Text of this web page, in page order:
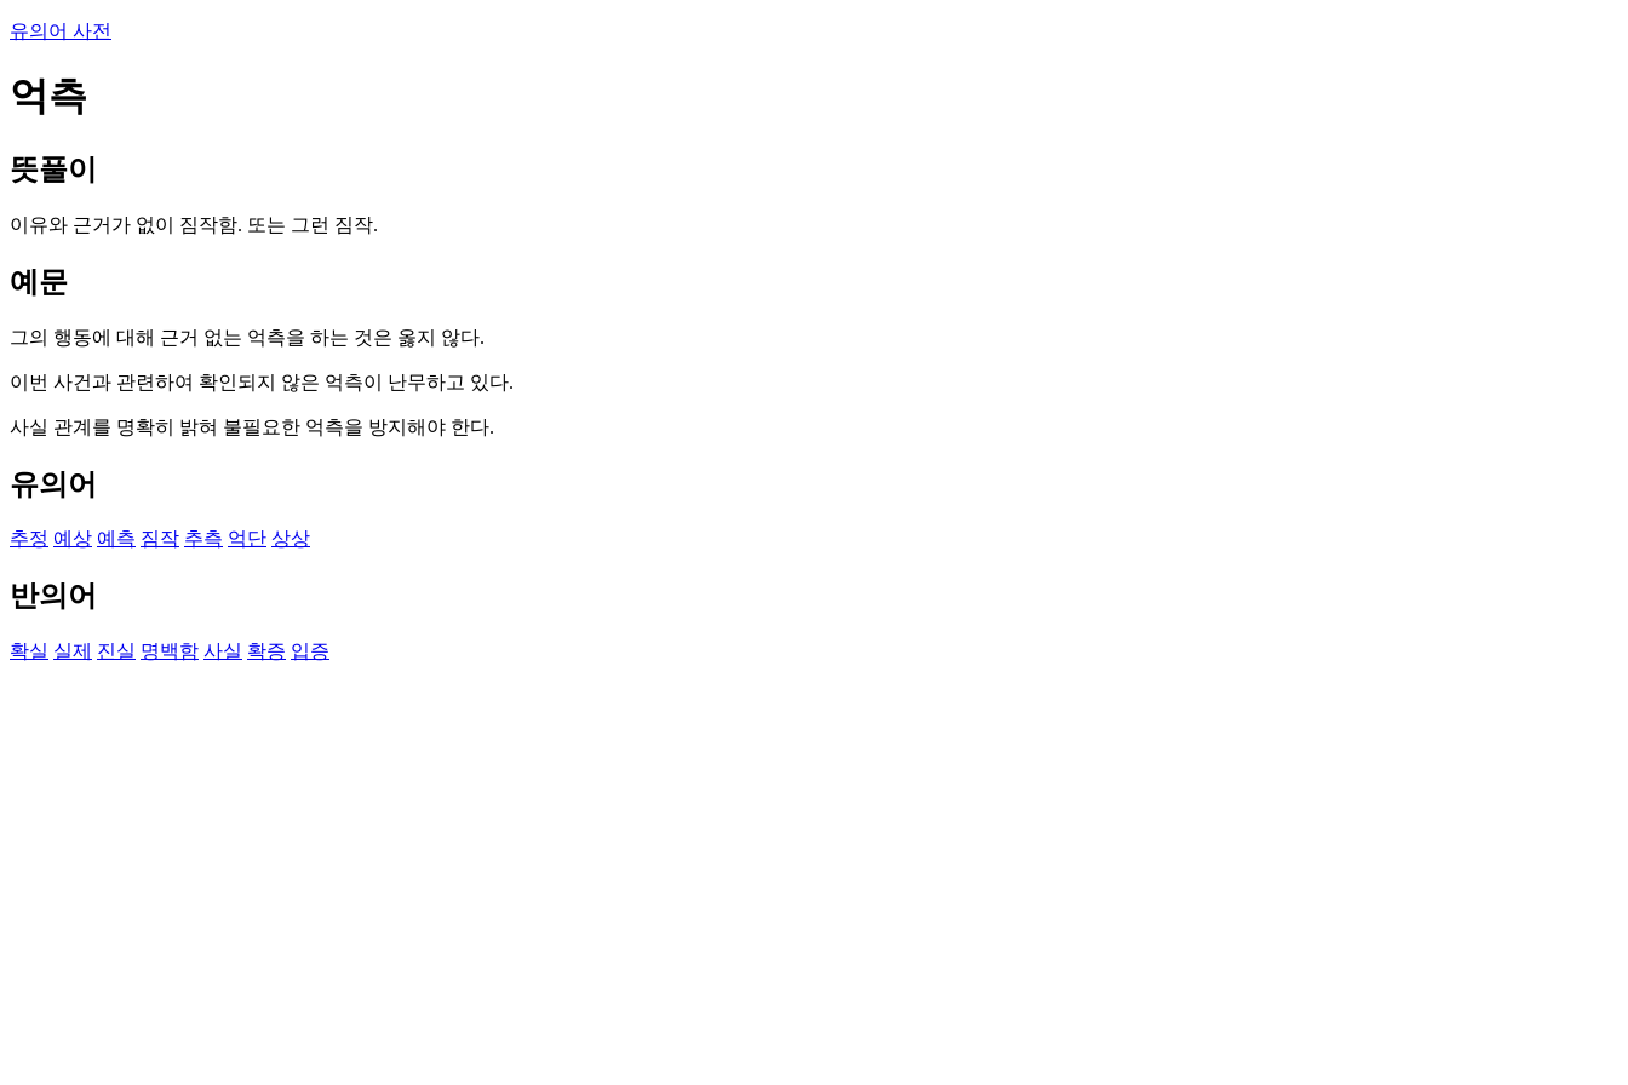
유의어 사전
억측
뜻풀이
이유와 근거가 없이 짐작함. 또는 그런 짐작.
예문
그의 행동에 대해 근거 없는 억측을 하는 것은 옳지 않다.
이번 사건과 관련하여 확인되지 않은 억측이 난무하고 있다.
사실 관계를 명확히 밝혀 불필요한 억측을 방지해야 한다.
유의어
추정 예상 예측 짐작 추측 억단 상상
반의어
확실 실제 진실 명백함 사실 확증 입증